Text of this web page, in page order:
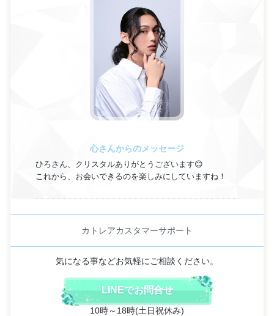
心さんからのメッセージ
ひろさん、クリスタルありがとうございます😊
これから、お会いできるのを楽しみにしていますね！
カトレアカスタマーサポート
気になる事などお気軽にご相談ください。
LINEでお問合せ
10時～18時(土日祝休み)